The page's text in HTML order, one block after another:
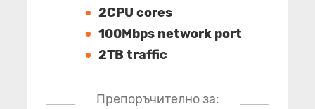
2CPU cores
100Mbps network port
2TB traffic
Препоръчително за: